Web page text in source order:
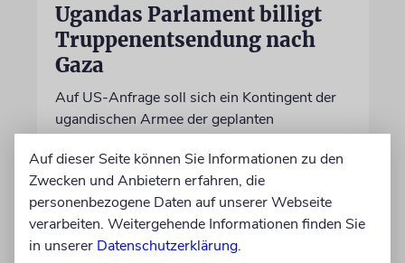
Ugandas Parlament billigt
Truppenentsendung nach
Gaza
Auf US-Anfrage soll sich ein Kontingent der
ugandischen Armee der geplanten
internationalen Stabilisierungstruppe
anschließen. In Afrika zählt das Land zu den
größten Truppenstellern für
Friedensmissionen
Auf dieser Seite können Sie Informationen zu den
Zwecken und Anbietern erfahren, die
personenbezogene Daten auf unserer Webseite
verarbeiten. Weitergehende Informationen finden Sie
in unserer Datenschutzerklärung.